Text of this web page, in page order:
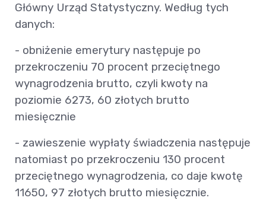
Główny Urząd Statystyczny. Według tych
danych:
- obniżenie emerytury następuje po
przekroczeniu 70 procent przeciętnego
wynagrodzenia brutto, czyli kwoty na
poziomie 6273, 60 złotych brutto
miesięcznie
- zawieszenie wypłaty świadczenia następuje
natomiast po przekroczeniu 130 procent
przeciętnego wynagrodzenia, co daje kwotę
11650, 97 złotych brutto miesięcznie.